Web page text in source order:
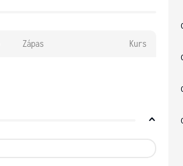
Zápas Kurs